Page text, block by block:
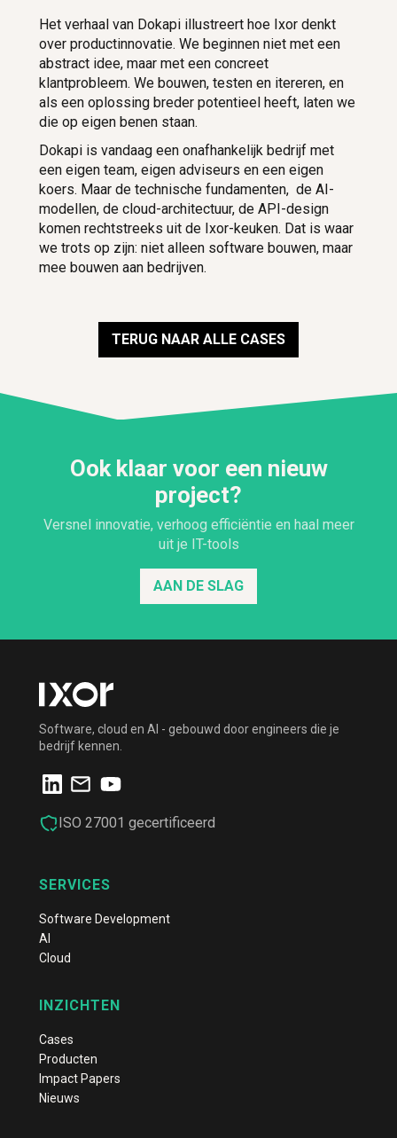
Het verhaal van Dokapi illustreert hoe Ixor denkt
over productinnovatie. We beginnen niet met een
abstract idee, maar met een concreet
klantprobleem. We bouwen, testen en itereren, en
als een oplossing breder potentieel heeft, laten we
die op eigen benen staan.
Dokapi is vandaag een onafhankelijk bedrijf met
een eigen team, eigen adviseurs en een eigen
koers. Maar de technische fundamenten, de AI-
modellen, de cloud-architectuur, de API-design
komen rechtstreeks uit de Ixor-keuken. Dat is waar
we trots op zijn: niet alleen software bouwen, maar
mee bouwen aan bedrijven.
TERUG NAAR ALLE CASES
Ook klaar voor een nieuw
project?
Versnel innovatie, verhoog efficiëntie en haal meer
uit je IT-tools
AAN DE SLAG
Software, cloud en AI - gebouwd door engineers die je
bedrijf kennen.
ISO 27001 gecertificeerd
SERVICES
Software Development
AI
Cloud
INZICHTEN
Cases
Producten
Impact Papers
Nieuws